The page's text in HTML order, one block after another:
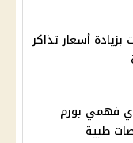
أسعار تذاكر
فهمي بورم
طبية